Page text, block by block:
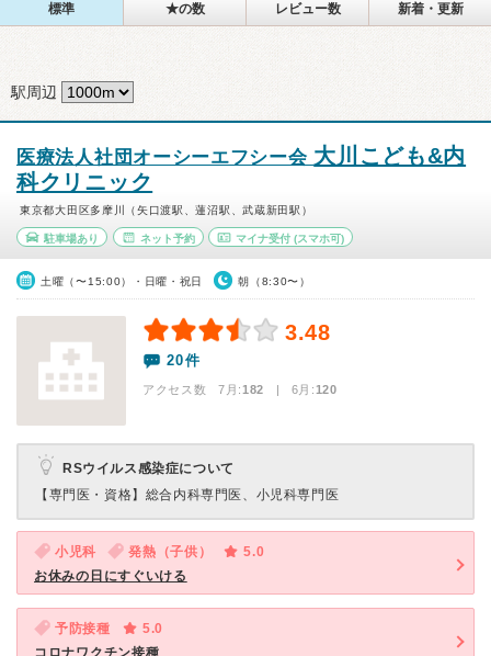
標準 ★の数 レビュー数 新着・更新
駅周辺
医療法人社団オーシーエフシー会 大川こども&内
科クリニック
東京都大田区多摩川（矢口渡駅、蓮沼駅、武蔵新田駅）
駐車場あり ネット予約 マイナ受付 (スマホ可)
土曜（〜15:00）・日曜・祝日 朝（8:30〜）
3.48
20件
アクセス数 7月:182 | 6月:120
RSウイルス感染症について
【専門医・資格】 総合内科専門医、小児科専門医
小児科 発熱（子供）
5.0
お休みの日にすぐいける
予防接種
5.0
コロナワクチン接種